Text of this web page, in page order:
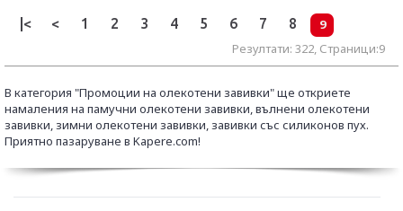
|< < 1 2 3 4 5 6 7 8
9
Резултати: 322, Страници:9
В категория "Промоции на олекотени завивки" ще откриете
намаления на памучни олекотени завивки, вълнени олекотени
завивки, зимни олекотени завивки, завивки със силиконов пух.
Приятно пазаруване в Kapere.com!